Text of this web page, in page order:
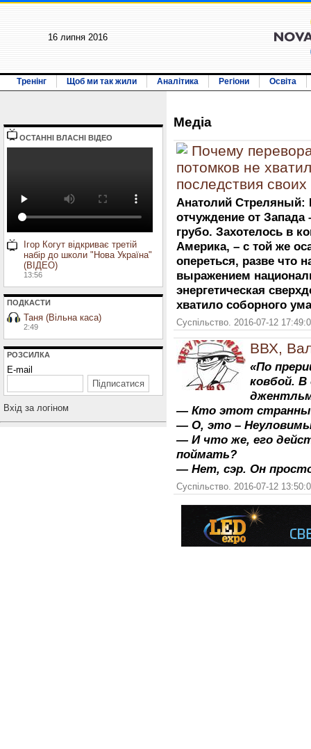
16 липня 2016
Тренінг Щоб ми так жили Аналітика Регіони Освіта
ОСТАННI ВЛАСНI ВIДЕО
Ігор Когут відкриває третій
набір до школи "Нова Україна"
(ВІДЕО)
13:56
ПОДКАСТИ
Таня (Вільна каса)
2:49
РОЗСИЛКА
E-mail
Вхiд за логiном
Медiа
Почему
потомков не
последствия своих
Анатолий Стреляный:
отчуждение от Запада
грубо. Захотелось в
Америка, – с той же
опереться, разве что
выражением
энергетическая
хватило соборного
Суспільство. 2016-07-12
ВВХ,
«По
ковбой.
— Кто этот
— О, это –
— И что же, его
поймать?
— Нет, сэр. Он
Суспільство. 2016-07-12